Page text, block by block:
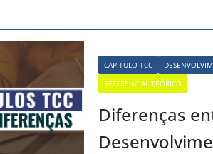
CAPÍTULO TCC
REFERENCIAL TEÓRICO
Diferenças